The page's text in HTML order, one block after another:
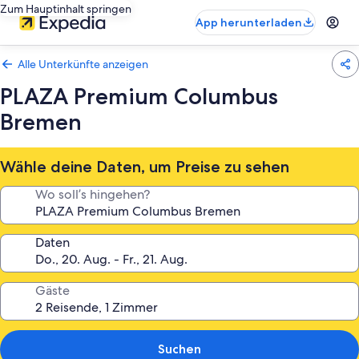
Zum Hauptinhalt springen
App herunterladen
Alle Unterkünfte anzeigen
PLAZA Premium Columbus
Bremen
Wähle deine Daten, um Preise zu sehen
Wo soll’s hingehen?
Daten
Gäste
Suchen